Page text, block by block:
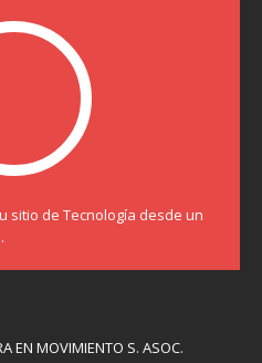
sitio de Tecnología desde un
EN MOVIMIENTO S. ASOC.